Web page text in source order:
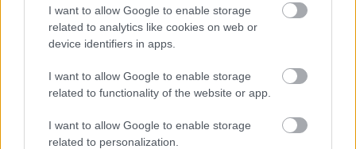
I want to allow Google to enable storage
related to analytics like cookies on web or
device identifiers in apps.
I want to allow Google to enable storage
related to functionality of the website or app.
I want to allow Google to enable storage
related to personalization.
nyomása, ami miatt a turbináknak sokkal
erősebben kell dolgozniuk. Emiatt máshogy kell
lesz nagyobb terhelésnek kitéve.”
Ha Toro Rosso pilótái, Pierre Gasly és Brendon